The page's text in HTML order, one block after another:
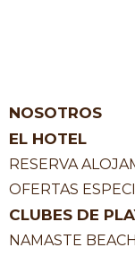
NOSOTROS
EL HOTEL
RESERVA
OFERTAS
CLUBES DE
NAMASTE